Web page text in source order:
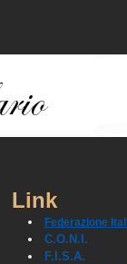
Link
Federazione
C.O.N.I.
F.I.S.A.